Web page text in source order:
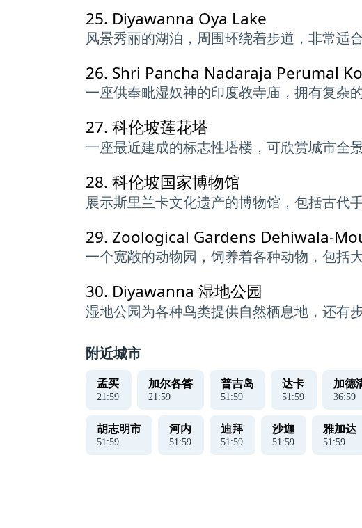
25. Diyawanna Oya Lake
风景秀丽的湖泊，周围环绕着步道，非常适
26. Shri Pancha Nadaraja Perumal
一座供奉毗湿奴神的印度教寺庙，拥有复杂
27. 科伦坡莲花塔
一座最近建成的标志性塔楼，可欣赏城市全
28. 科伦坡国家博物馆
展示斯里兰卡文化遗产的博物馆，包括古代
29. Zoological Gardens Dehiwala-
一个宽敞的动物园，饲养着各种动物，包括
30. Diyawanna 湿地公园
湿地公园为各种鸟类提供自然栖息地，还有
附近城市
孟买
22:00
加尔各答
22:00
普吉岛
52:00
达卡
52:00
加德
37:00
胡志明市
52:00
河内
52:00
迪拜
52:00
沙迦
52:00
雅加达
52:00